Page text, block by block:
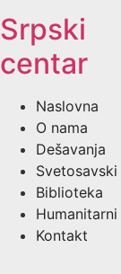
Srpski
centar
Naslovna
O nama
Dešavanja
Svetosavski
Biblioteka
Humanitarni
Kontakt